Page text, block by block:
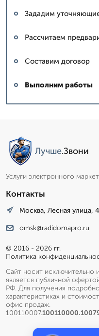
Зададим
Рассчитаем
Составим договор
Выполним работы
Лучше.Звони
Услуги электронного
Контакты
Москва, Лесная улица,
omsk@radidomapro.ru
© 2016 - 2026 гг.
Политика
Сайт носит исключительно
является публичной
РФ. Для получения
характеристиках и
офис продаж.
100110007.